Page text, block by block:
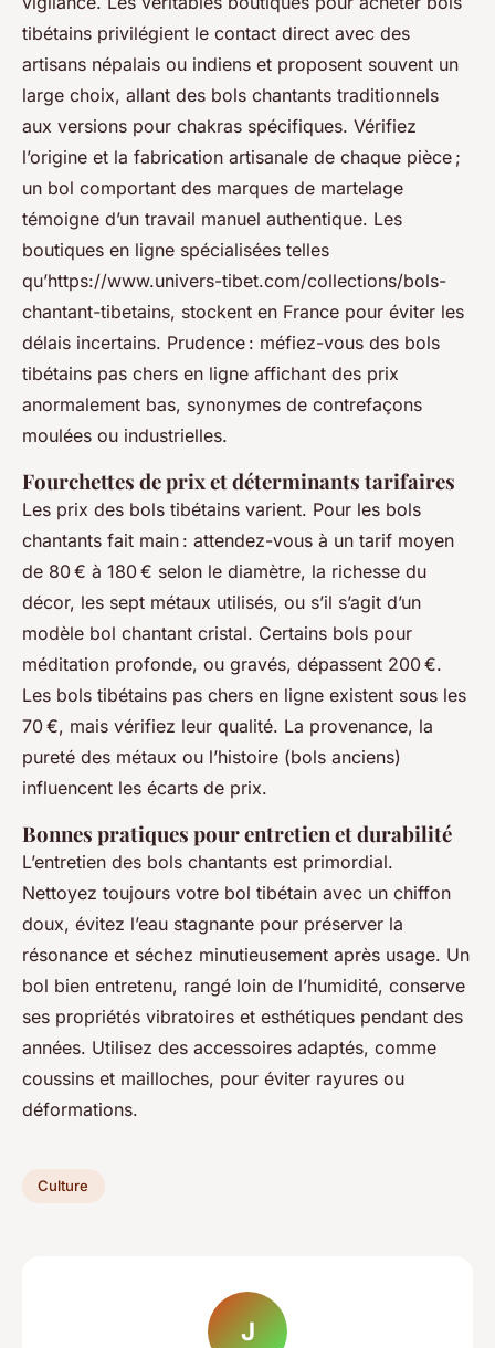
tibétains privilégient le contact direct avec des
artisans népalais ou indiens et proposent souvent un
large choix, allant des bols chantants traditionnels
aux versions pour chakras spécifiques. Vérifiez
l’origine et la fabrication artisanale de chaque pièce ;
un bol comportant des marques de martelage
témoigne d’un travail manuel authentique. Les
boutiques en ligne spécialisées telles
qu’https://www.univers-tibet.com/collections/bols-
chantant-tibetains, stockent en France pour éviter les
délais incertains. Prudence : méfiez-vous des bols
tibétains pas chers en ligne affichant des prix
anormalement bas, synonymes de contrefaçons
moulées ou industrielles.
Fourchettes de prix et déterminants tarifaires
Les prix des bols tibétains varient. Pour les bols
chantants fait main : attendez-vous à un tarif moyen
de 80 € à 180 € selon le diamètre, la richesse du
décor, les sept métaux utilisés, ou s’il s’agit d’un
modèle bol chantant cristal. Certains bols pour
méditation profonde, ou gravés, dépassent 200 €.
Les bols tibétains pas chers en ligne existent sous les
70 €, mais vérifiez leur qualité. La provenance, la
pureté des métaux ou l’histoire (bols anciens)
influencent les écarts de prix.
Bonnes pratiques pour entretien et durabilité
L’entretien des bols chantants est primordial.
Nettoyez toujours votre bol tibétain avec un chiffon
doux, évitez l’eau stagnante pour préserver la
résonance et séchez minutieusement après usage. Un
bol bien entretenu, rangé loin de l’humidité, conserve
ses propriétés vibratoires et esthétiques pendant des
années. Utilisez des accessoires adaptés, comme
coussins et mailloches, pour éviter rayures ou
déformations.
Culture
J